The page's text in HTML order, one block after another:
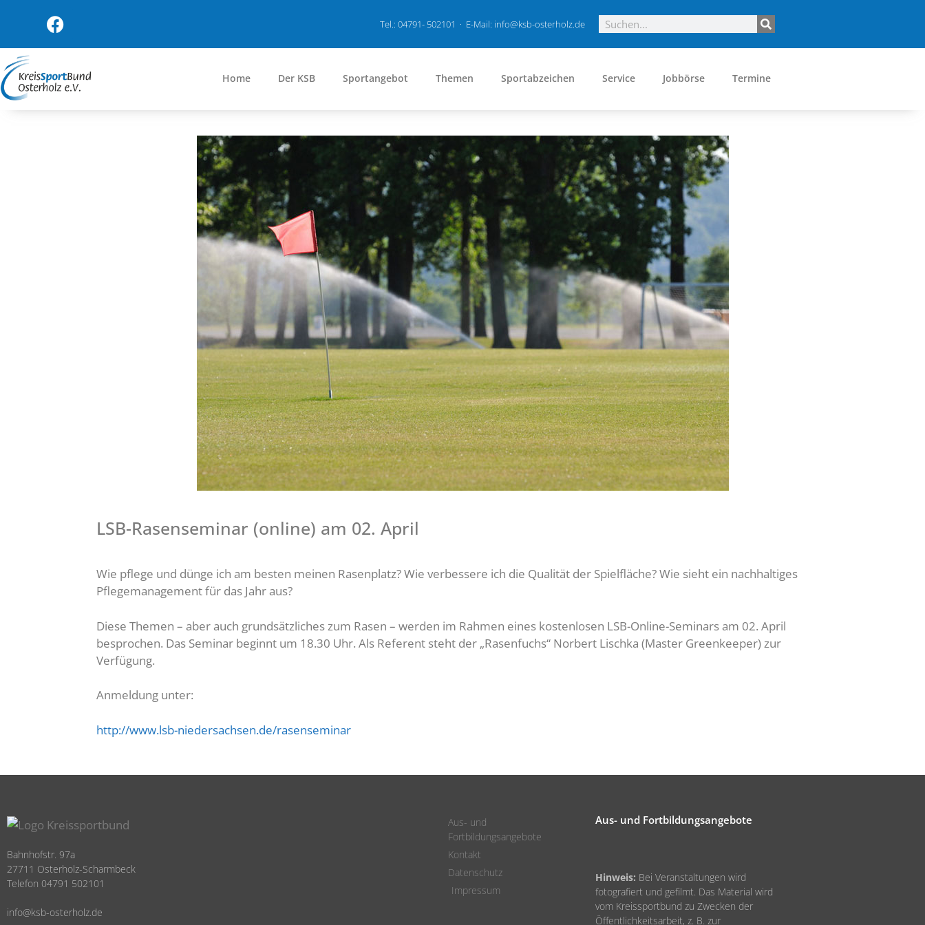
Tel.: 04791- 502101 · E-Mail: info@ksb-osterholz.de
Home Der KSB Sportangebot Themen Sportabzeichen Service Jobbörse Termine
LSB-Rasenseminar (online) am 02. April
Wie pflege und dünge ich am besten meinen Rasenplatz? Wie verbessere ich die Qualität der Spielfläche? Wie sieht ein nachhaltiges
Pflegemanagement für das Jahr aus?
Diese Themen – aber auch grundsätzliches zum Rasen – werden im Rahmen eines kostenlosen LSB-Online-Seminars am 02. April
besprochen. Das Seminar beginnt um 18.30 Uhr. Als Referent steht der „Rasenfuchs“ Norbert Lischka (Master Greenkeeper) zur
Verfügung.
Anmeldung unter:
http://www.lsb-niedersachsen.de/rasenseminar
Bahnhofstr. 97a
27711 Osterholz-Scharmbeck
Telefon 04791 502101
info@ksb-osterholz.de
Aus- und
Fortbildungsangebote
Kontakt
Datenschutz
Impressum
Aus- und Fortbildungsangebote
Hinweis: Bei Veranstaltungen wird
fotografiert und gefilmt. Das Material wird
vom Kreissportbund zu Zwecken der
Öffentlichkeitsarbeit, z. B. zur